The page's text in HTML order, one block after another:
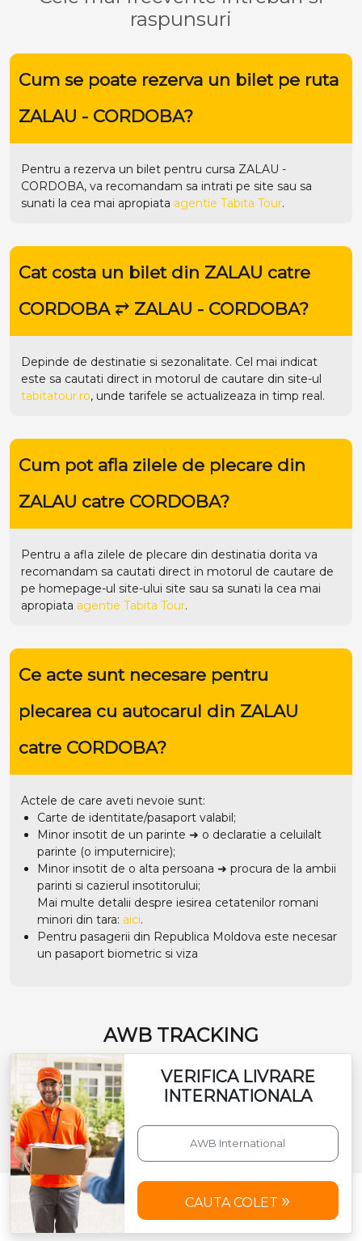
raspunsuri
Cum se poate rezerva un bilet pe ruta
ZALAU - CORDOBA?
Pentru a rezerva un bilet pentru cursa ZALAU -
CORDOBA, va recomandam sa intrati pe site sau sa
sunati la cea mai apropiata agentie Tabita Tour.
Cat costa un bilet din ZALAU catre
CORDOBA ⥂ ZALAU - CORDOBA?
Depinde de destinatie si sezonalitate. Cel mai indicat
este sa cautati direct in motorul de cautare din site-ul
tabitatour.ro, unde tarifele se actualizeaza in timp real.
Cum pot afla zilele de plecare din
ZALAU catre CORDOBA?
Pentru a afla zilele de plecare din destinatia dorita va
recomandam sa cautati direct in motorul de cautare de
pe homepage-ul site-ului site sau sa sunati la cea mai
apropiata agentie Tabita Tour.
Ce acte sunt necesare pentru
plecarea cu autocarul din ZALAU
catre CORDOBA?
Actele de care aveti nevoie sunt:
Carte de identitate/pasaport valabil;
Minor insotit de un parinte ➜ o declaratie a celuilalt
parinte (o imputernicire);
Minor insotit de o alta persoana ➜ procura de la ambii
parinti si cazierul insotitorului;
Mai multe detalii despre iesirea cetatenilor romani
minori din tara: aici.
Pentru pasagerii din Republica Moldova este necesar
un pasaport biometric si viza
AWB TRACKING
VERIFICA LIVRARE
INTERNATIONALA
CAUTA COLET